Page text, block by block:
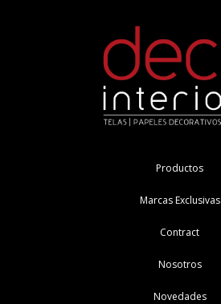
Productos
Marcas Exclusivas
Contract
Nosotros
Novedades